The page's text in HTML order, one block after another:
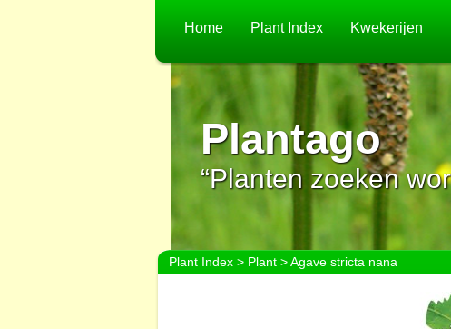
Home Plant Index Kwekerijen
Plantago
“Planten zoeken
Plant Index> Plant> Agave stricta nana